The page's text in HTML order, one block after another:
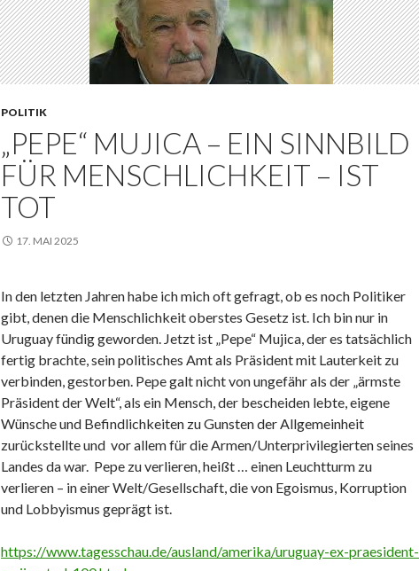
POLITIK
„PEPE“ MUJICA – EIN SINNBILD
FÜR MENSCHLICHKEIT – IST
TOT
17. MAI 2025
In den letzten Jahren habe ich mich oft gefragt, ob es noch Politiker
gibt, denen die Menschlichkeit oberstes Gesetz ist. Ich bin nur in
Uruguay fündig geworden. Jetzt ist „Pepe“ Mujica, der es tatsächlich
fertig brachte, sein politisches Amt als Präsident mit Lauterkeit zu
verbinden, gestorben. Pepe galt nicht von ungefähr als der „ärmste
Präsident der Welt“, als ein Mensch, der bescheiden lebte, eigene
Wünsche und Befindlichkeiten zu Gunsten der Allgemeinheit
zurückstellte und vor allem für die Armen/Unterprivilegierten seines
Landes da war. Pepe zu verlieren, heißt … einen Leuchtturm zu
verlieren – in einer Welt/Gesellschaft, die von Egoismus, Korruption
und Lobbyismus geprägt ist.
https://www.tagesschau.de/ausland/amerika/uruguay-ex-praesident-